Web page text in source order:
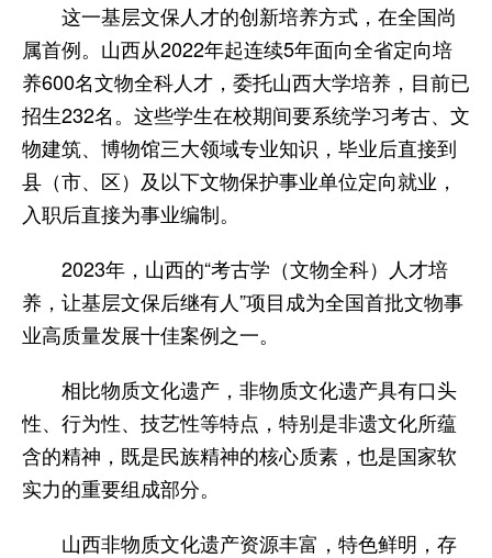
这一基层文保人才的创新培养方式，在全国尚
属首例。山西从2022年起连续5年面向全省定向培
养600名文物全科人才，委托山西大学培养，目前已
招生232名。这些学生在校期间要系统学习考古、文
物建筑、博物馆三大领域专业知识，毕业后直接到
县（市、区）及以下文物保护事业单位定向就业，
入职后直接为事业编制。
2023年，山西的“考古学（文物全科）人才培
养，让基层文保后继有人”项目成为全国首批文物事
业高质量发展十佳案例之一。
相比物质文化遗产，非物质文化遗产具有口头
性、行为性、技艺性等特点，特别是非遗文化所蕴
含的精神，既是民族精神的核心质素，也是国家软
实力的重要组成部分。
山西非物质文化遗产资源丰富，特色鲜明，存